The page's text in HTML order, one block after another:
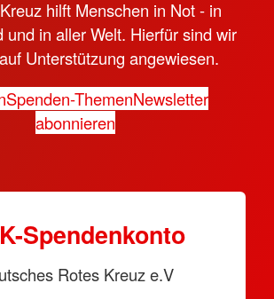
hilft Menschen in Not - in
und in aller Welt. Hierfür sind wir
Unterstützung angewiesen.
Spenden-ThemenNewsletter
abonnieren
Spendenkonto
Rotes Kreuz e.V